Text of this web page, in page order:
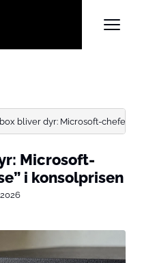
bliver dyr: Microsoft-chefen
Microsoft-
i konsolprisen